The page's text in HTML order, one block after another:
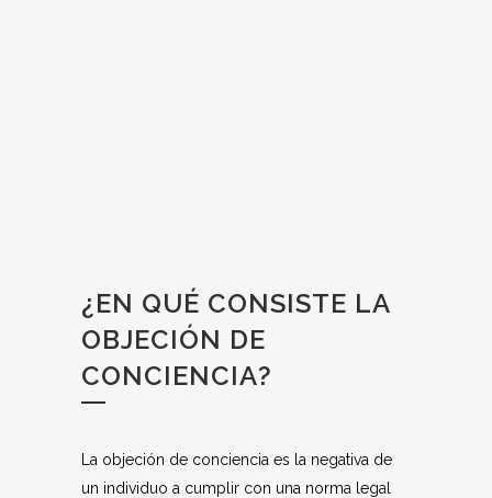
¿EN QUÉ CONSISTE LA
OBJECIÓN DE
CONCIENCIA?
La objeción de conciencia es la negativa de
un individuo a cumplir con una norma legal